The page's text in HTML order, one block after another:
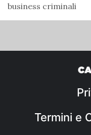
business criminali
Termini e